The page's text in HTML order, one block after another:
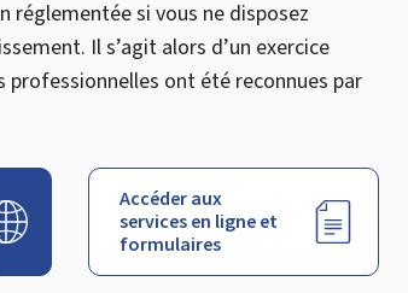
réglementée si vous ne disposez
Il s’agit alors d’un exercice
professionnelles ont été reconnues par
Accéder aux
services en ligne et
formulaires